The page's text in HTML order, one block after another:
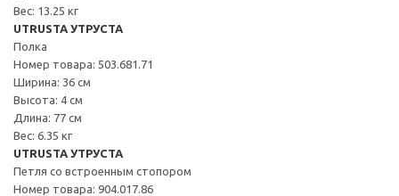
Вес: 13.25 кг
UTRUSTA УТРУСТА
Полка
Номер товара: 503.681.71
Ширина: 36 см
Высота: 4 см
Длина: 77 см
Вес: 6.35 кг
UTRUSTA УТРУСТА
Петля со встроенным стопором
Номер товара: 904.017.86